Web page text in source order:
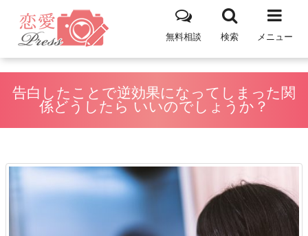
メニュー
検索
無料相談
告白したことで逆効果になってしまった関
係どうしたら いいのでしょうか？